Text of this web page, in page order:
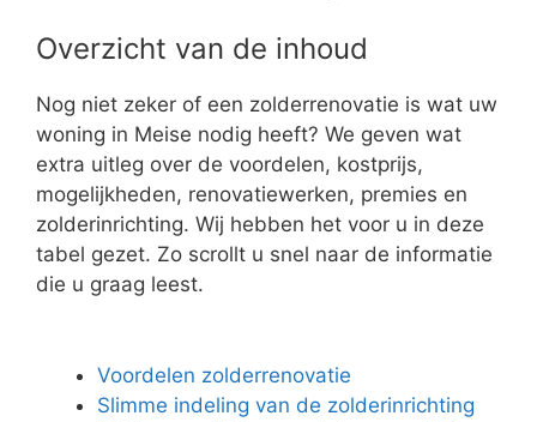
Overzicht van de inhoud
Nog niet zeker of een zolderrenovatie is wat uw
woning in Meise nodig heeft? We geven wat
extra uitleg over de voordelen, kostprijs,
mogelijkheden, renovatiewerken, premies en
zolderinrichting. Wij hebben het voor u in deze
tabel gezet. Zo scrollt u snel naar de informatie
die u graag leest.
Voordelen zolderrenovatie
Slimme indeling van de zolderinrichting